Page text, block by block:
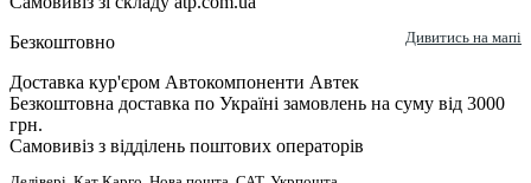
Безкоштовно
Дивитись на мапі
Доставка кур'єром Автокомпоненти Автек
Безкоштовна доставка по Україні замовлень на суму від 3000
грн.
Самовивіз з відділень поштових операторів